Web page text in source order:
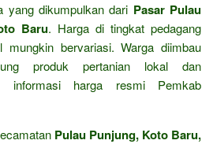
yang dikumpulkan dari Pasar Pulau
Baru. Harga di tingkat pedagang
bervariasi. Warga diimbau
produk pertanian lokal dan
informasi harga resmi Pemkab
Pulau Punjung, Koto Baru,